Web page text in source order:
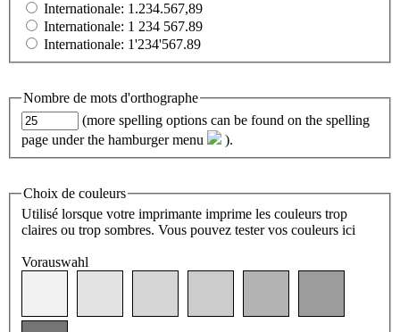
Internationale: 1.234.567,89
Internationale: 1 234 567.89
Internationale: 1'234'567.89
Nombre de mots d'orthographe
page under the hamburger menu
).
Choix de couleurs
Utilisé lorsque votre imprimante imprime les couleurs trop
claires ou trop sombres. Vous pouvez tester vos couleurs ici
Vorauswahl